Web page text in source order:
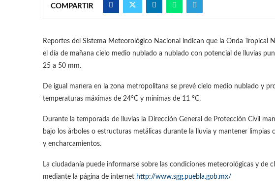
COMPARTIR
Reportes del Sistema Meteorológico Nacional indican que la Onda Tropical
el día de mañana cielo medio nublado a nublado con potencial de lluvias
25 a 50 mm.
De igual manera en la zona metropolitana se prevé cielo medio nublado y
temperaturas máximas de 24°C y mínimas de 11 °C.
Durante la temporada de lluvias la Dirección General de Protección Civil
bajo los árboles o estructuras metálicas durante la lluvia y mantener limpias
y encharcamientos.
La ciudadanía puede informarse sobre las condiciones meteorológicas y de
mediante la página de internet http://www.sgg.puebla.gob.mx/